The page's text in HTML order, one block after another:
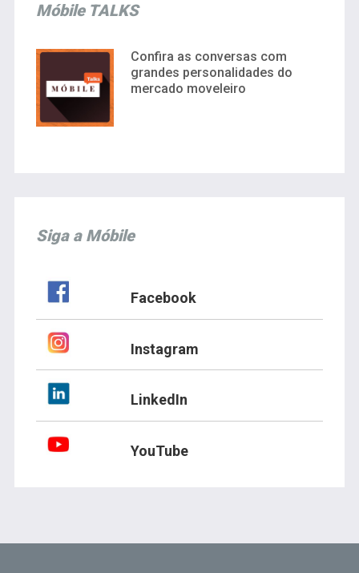
Móbile TALKS
Confira as conversas com
grandes personalidades do
mercado moveleiro
Siga a Móbile
Facebook
Instagram
LinkedIn
YouTube